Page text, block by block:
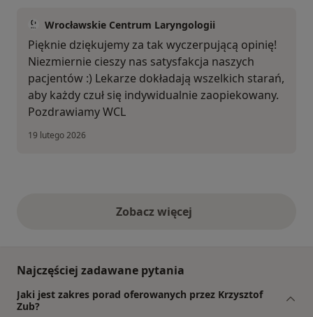
Wrocławskie Centrum Laryngologii
Pięknie dziękujemy za tak wyczerpującą opinię!
Niezmiernie cieszy nas satysfakcja naszych
pacjentów :) Lekarze dokładają wszelkich starań,
aby każdy czuł się indywidualnie zaopiekowany.
Pozdrawiamy WCL
19 lutego 2026
Zobacz więcejopinie powyżej
Najczęściej zadawane pytania
Jaki jest zakres porad oferowanych przez Krzysztof
Zub?